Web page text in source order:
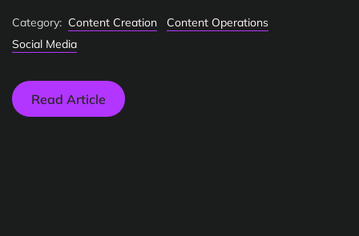
Category: Content Creation
Content Operations
Social Media
Read Article